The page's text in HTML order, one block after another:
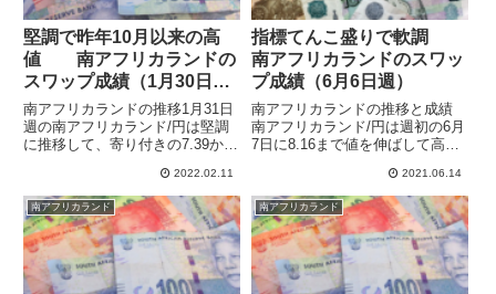
堅調で昨年10月以来の高
値 南アフリカランドの
スワップ成績（1月30日
週）
南アフリカランドの推移1月31日
週の南アフリカランド/円は堅調
に推移して、寄り付きの7.39から
日の米雇用統計発表前から下落を
始めて7.42をつけ、週間ではほぼ
往って来いとなりました。2月6
日週に入ると週...
2022.02.11
指標てんこ盛りで軟調
南アフリカランドのスワッ
プ成績（6月6日週）
南アフリカランドの推移と成績
南アフリカランド/円は週初の6月
7日に8.16まで値を伸ばして高値
8.0近辺で揉み合いとなっていま
す。今日もいまのところ7.99あた
りにいます。先週はGDP、景況
感指数、経常収支、...
2021.06.14
南アフリカランド 南アフリカランド